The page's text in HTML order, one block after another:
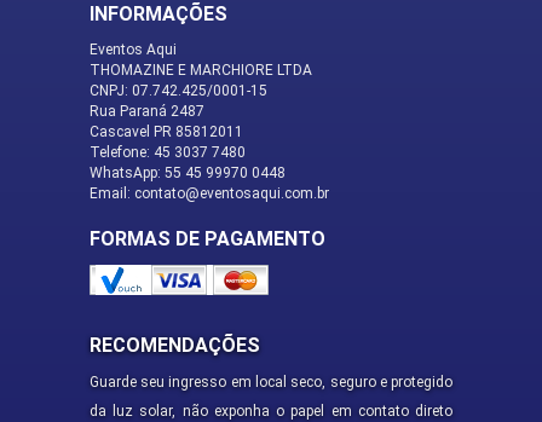
INFORMAÇÕES
Eventos Aqui
THOMAZINE E MARCHIORE LTDA
CNPJ: 07.742.425/0001-15
Rua Paraná 2487
Cascavel PR 85812011
Telefone: 45 3037 7480
WhatsApp: 55 45 99970 0448
Email: contato@eventosaqui.com.br
FORMAS DE PAGAMENTO
RECOMENDAÇÕES
Guarde seu ingresso em local seco, seguro e protegido
da luz solar, não exponha o papel em contato direto